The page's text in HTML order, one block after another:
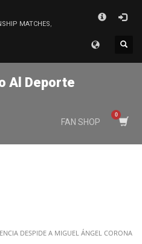
MATCHES,
Al Deporte
FAN SHOP
DESPIDE A MIGUEL ÁNGEL CORONA